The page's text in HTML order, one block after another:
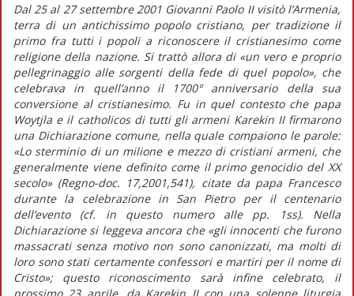
Dal 25 al 27 settembre 2001 Giovanni Paolo II visitò l’Armenia,
terra di un antichissimo popolo cristiano, per tradizione il
primo fra tutti i popoli a riconoscere il cristianesimo come
religione della nazione. Si trattò allora di «un vero e proprio
pellegrinaggio alle sorgenti della fede di quel popolo», che
celebrava in quell’anno il 1700° anniversario della sua
conversione al cristianesimo. Fu in quel contesto che papa
Woytjla e il catholicos di tutti gli armeni Karekin II firmarono
una Dichiarazione comune, nella quale compaiono le parole:
«Lo sterminio di un milione e mezzo di cristiani armeni, che
generalmente viene definito come il primo genocidio del XX
secolo» (Regno-doc. 17,2001,541), citate da papa Francesco
durante la celebrazione in San Pietro per il centenario
dell’evento (cf. in questo numero alle pp. 1ss). Nella
Dichiarazione si leggeva ancora che «gli innocenti che furono
massacrati senza motivo non sono canonizzati, ma molti di
loro sono stati certamente confessori e martiri per il nome di
Cristo»; questo riconoscimento sarà infine celebrato, il